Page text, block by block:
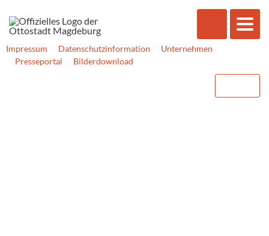
Impressum Datenschutzinformation
Unternehmen
Presseportal
Bilderdownload